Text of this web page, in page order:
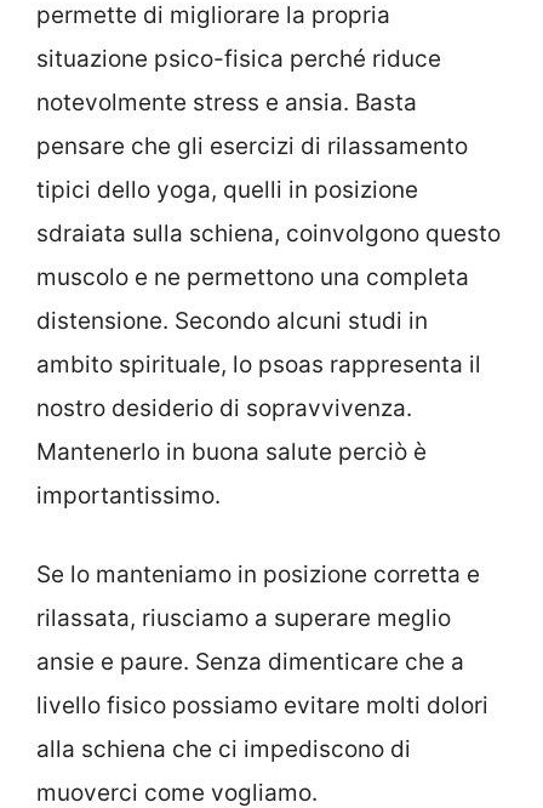
permette di migliorare la propria
situazione psico-fisica perché riduce
notevolmente stress e ansia. Basta
pensare che gli esercizi di rilassamento
tipici dello yoga, quelli in posizione
sdraiata sulla schiena, coinvolgono questo
muscolo e ne permettono una completa
distensione. Secondo alcuni studi in
ambito spirituale, lo psoas rappresenta il
nostro desiderio di sopravvivenza.
Mantenerlo in buona salute perciò è
importantissimo.
Se lo manteniamo in posizione corretta e
rilassata, riusciamo a superare meglio
ansie e paure. Senza dimenticare che a
livello fisico possiamo evitare molti dolori
alla schiena che ci impediscono di
muoverci come vogliamo.